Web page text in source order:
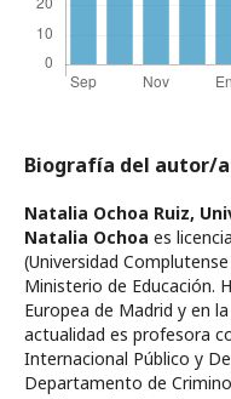
Biografía del autor/a
Natalia Ochoa Ruiz,
Natalia Ochoa es
(Universidad
Ministerio de Educación.
Europea de Madrid y en
actualidad es profesora
Internacional Público y
Departamento de